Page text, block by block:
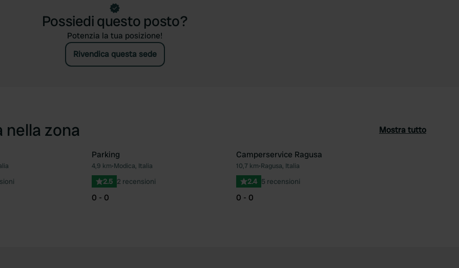
Possiedi questo posto?
Potenzia la tua posizione!
Rivendica questa sede
nella zona Mostra tutto
Preferito Preferito
Parking
4,9 km•Modica, Italia
2.5 2 recensioni
0 - 0
Camperservice Ragusa
10,7 km•Ragusa, Italia
2.4 5 recensioni
0 - 0